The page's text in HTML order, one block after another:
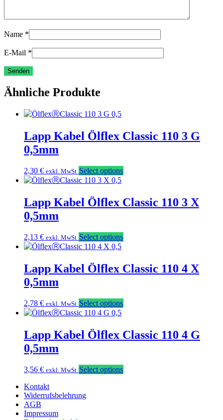
Name *
E-Mail *
Ähnliche Produkte
Lapp Kabel Ölflex Classic 110 3 G
0,5mm
2,30 € exkl. MwSt Select options
Lapp Kabel Ölflex Classic 110 3 X
0,5mm
2,13 € exkl. MwSt Select options
Lapp Kabel Ölflex Classic 110 4 X
0,5mm
2,78 € exkl. MwSt Select options
Lapp Kabel Ölflex Classic 110 4 G
0,5mm
3,56 € exkl. MwSt Select options
Kontakt
Widerrufsbelehrung
AGB
Impressum